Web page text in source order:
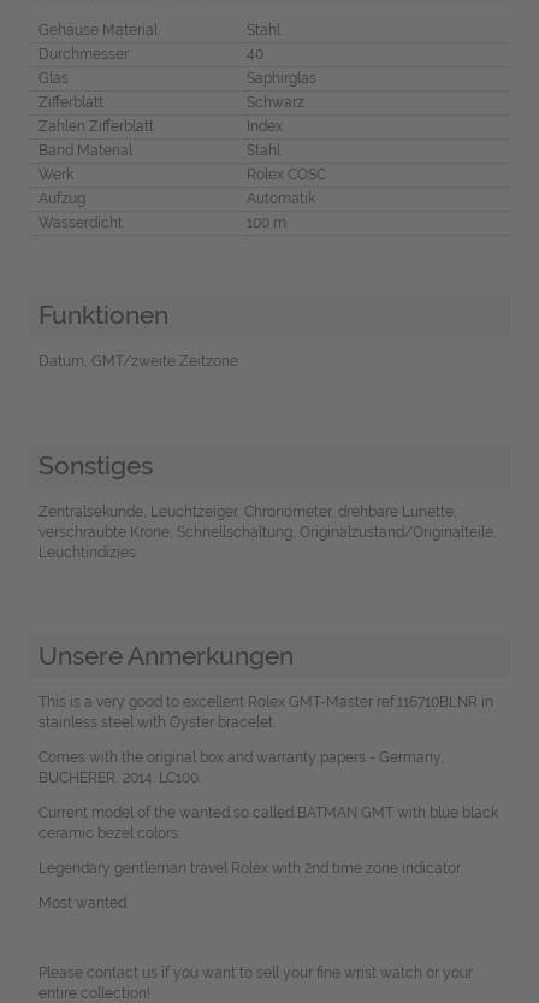
Gehäuse Material
Stahl
Durchmesser
40
Glas
Saphirglas
Zifferblatt
Schwarz
Zahlen Zifferblatt
Index
Band Material
Stahl
Werk
Rolex COSC
Aufzug
Automatik
Wasserdicht
100 m
Funktionen
Datum, GMT/zweite Zeitzone
Sonstiges
Zentralsekunde, Leuchtzeiger, Chronometer, drehbare Lünette,
verschraubte Krone, Schnellschaltung, Originalzustand/Originalteile,
Leuchtindizies
Unsere Anmerkungen
This is a very good to excellent Rolex GMT-Master ref.116710BLNR in
stainless steel with Oyster bracelet.
Comes with the original box and warranty papers - Germany,
BUCHERER, 2014. LC100.
Current model of the wanted so called BATMAN GMT with blue black
ceramic bezel colors.
Legendary gentleman travel Rolex with 2nd time zone indicator.
Most wanted.
Please contact us if you want to sell your fine wrist watch or your
entire collection!